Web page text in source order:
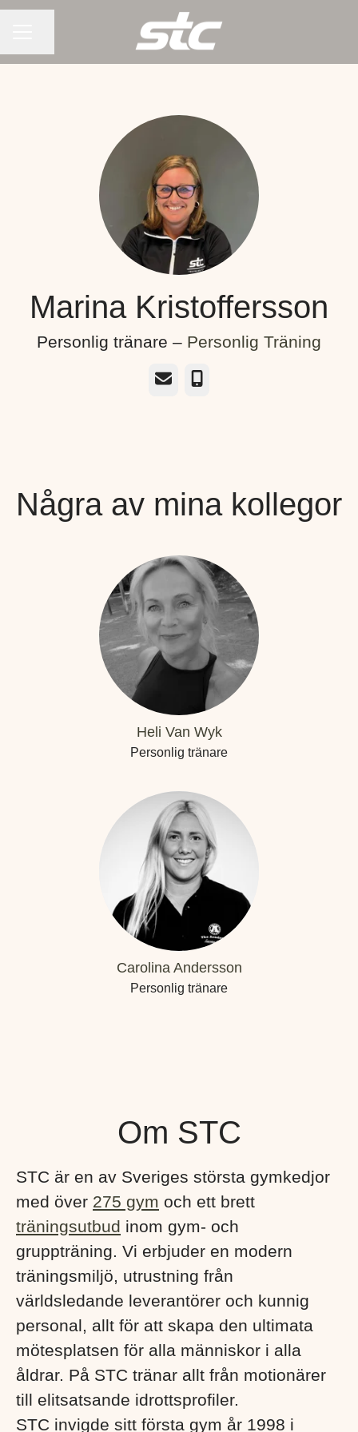
Marina Kristoffersson
Personlig tränare – Personlig Träning
E-post
Några av mina kollegor
Heli Van Wyk
Personlig tränare
Carolina Andersson
Personlig tränare
Om STC
STC är en av Sveriges största gymkedjor
med över 275 gym och ett brett
träningsutbud inom gym- och
gruppträning. Vi erbjuder en modern
träningsmiljö, utrustning från
världsledande leverantörer och kunnig
personal, allt för att skapa den ultimata
mötesplatsen för alla människor i alla
åldrar. På STC tränar allt från motionärer
till elitsatsande idrottsprofiler.
STC invigde sitt första gym år 1998 i